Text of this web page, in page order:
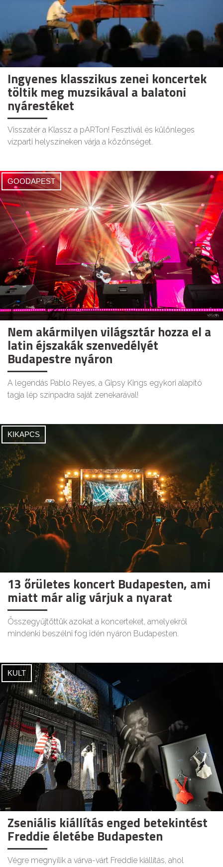
Ingyenes klasszikus zenei koncertek
töltik meg muzsikával a balatoni
nyárestéket
Visszatér a Klassz a pARTon! Fesztivál és különleges
vízparti helyszíneken várja a közönséget.
GOODAPEST
Nem akármilyen világsztár hozza el a
latin éjszakák szenvedélyét
Budapestre nyáron
A legendás Pablo Reyes, a Gipsy Kings egykori alapító
tagja lép színpadra saját zenekarával!
KIKAPCS
13 őrületes koncert Budapesten, ami
miatt már alig várjuk a nyarat
Összegyűjtöttük azokat a koncerteket, amelyekről
mindenki beszélni fog idén nyáron Budapesten.
KULT
Zseniális kiállítás enged betekintést
Freddie életébe Budapesten
Végre megnyílik a várva-várt Freddie kiállítás, ahol